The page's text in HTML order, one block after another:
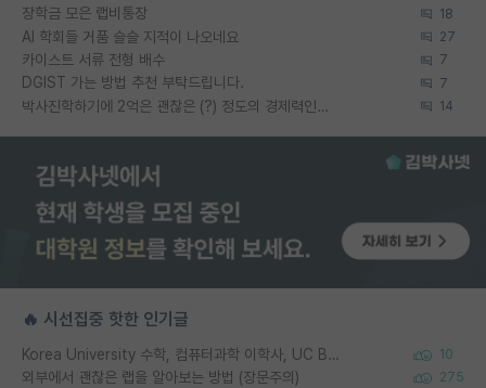
장학금 모은 랩비통장 18
AI 학회들 거품 슬슬 지적이 나오네요 27
카이스트 서류 전형 배수 7
DGIST 가는 방법 추천 부탁드립니다. 7
박사진학하기에 2억은 괜찮은 (?) 정도의 경제력인가요 14
🔥 시선집중 핫한 인기글
Korea University 수학, 컴퓨터과학 이학사, UC Berkeley 산업공학 대학원 공학박사가 되는 것은 쉽지 않겠죠? 10
외부에서 괜찮은 랩을 알아보는 방법 (장문주의) 275